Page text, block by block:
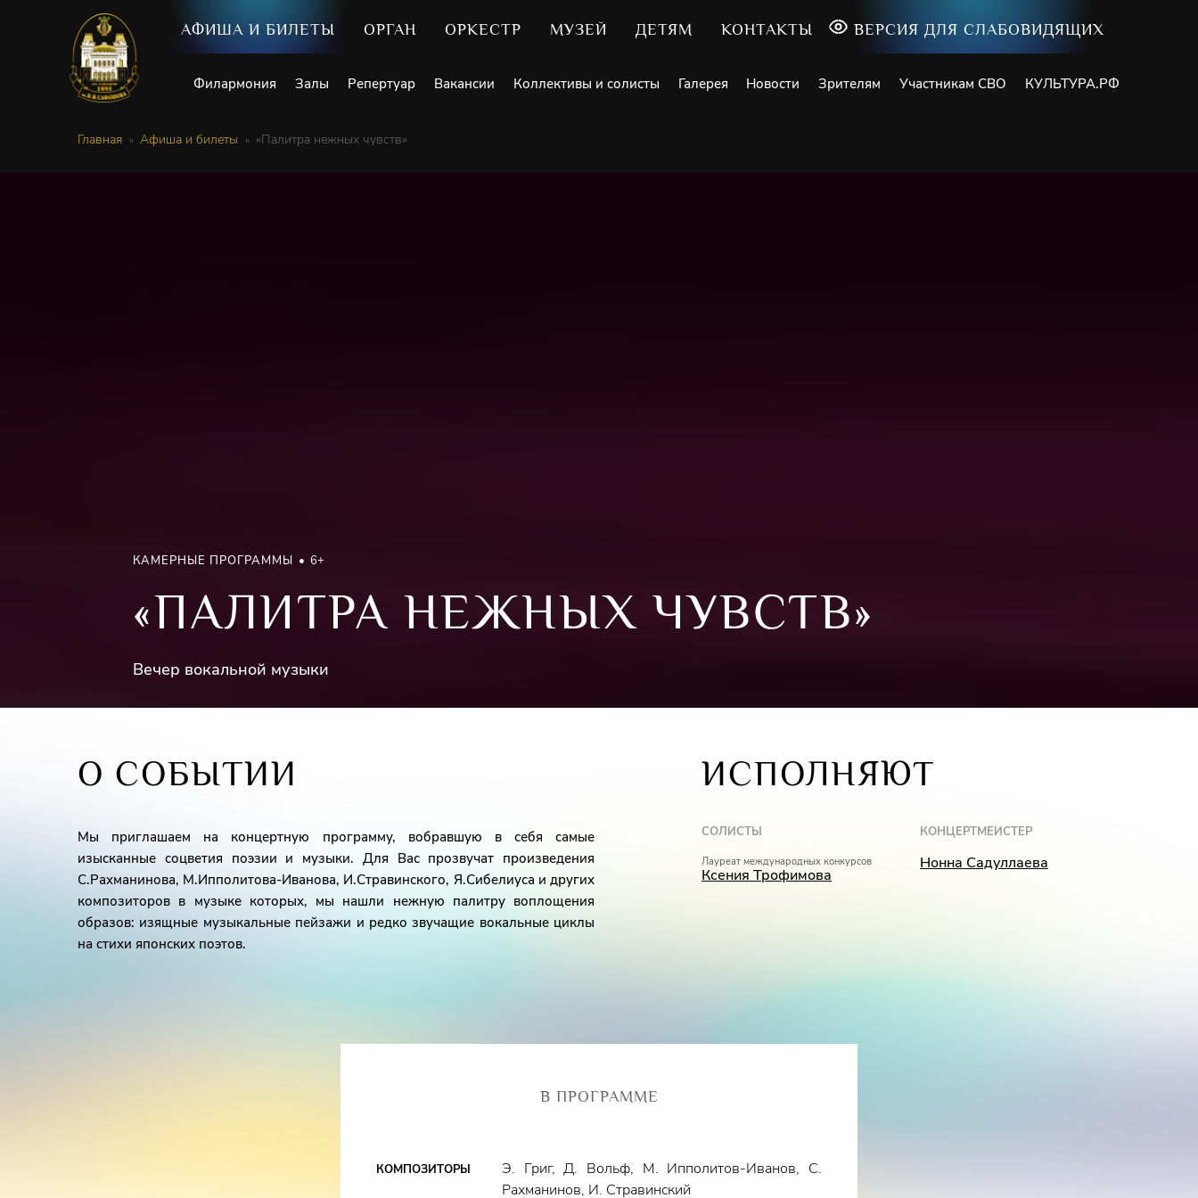
АФИША И БИЛЕТЫ ОРГАН ОРКЕСТР МУЗЕЙ ДЕТЯМ КОНТАКТЫ ВЕРСИЯ ДЛЯ СЛАБОВИДЯЩИХ
Филармония Залы Репертуар Вакансии Коллективы и солисты Галерея Новости Зрителям Участникам СВО КУЛЬТУРА.РФ
Главная Афиша и билеты «Палитра нежных чувств»
КАМЕРНЫЕ ПРОГРАММЫ 6+
«ПАЛИТРА НЕЖНЫХ ЧУВСТВ»
Вечер вокальной музыки
О СОБЫТИИ
Мы приглашаем на концертную программу, вобравшую в себя самые
изысканные соцветия поэзии и музыки. Для Вас прозвучат произведения
С.Рахманинова, М.Ипполитова-Иванова, И.Стравинского, Я.Сибелиуса и других
композиторов в музыке которых, мы нашли нежную палитру воплощения
образов: изящные музыкальные пейзажи и редко звучащие вокальные циклы
на стихи японских поэтов.
ИСПОЛНЯЮТ
СОЛИСТЫ
Лауреат международных конкурсов
Ксения Трофимова
КОНЦЕРТМЕЙСТЕР
Нонна Садуллаева
В ПРОГРАММЕ
КОМПОЗИТОРЫ
Э. Григ, Д. Вольф, М. Ипполитов-Иванов, С.
Рахманинов, И. Стравинский